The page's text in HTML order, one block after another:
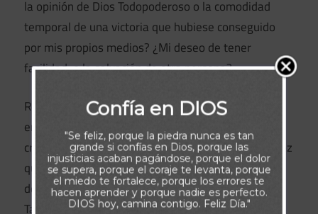
la opinión de Dios Todopoderoso o la comodidad
temporal de una victoria que hubiese conseguido
por mis propios medios? ¿Mi deseo de tener
facilidad, o la salvación de otra persona?
Recuerda siempre que cuando permanezcas firme
en Tu carácter y deseo de caminar con el Padre,
crecerás en fe y en los frutos del Espíritu. Y cada vez
que honres a Dios en lugar de ceder a la
desesperanza, te harás más fuerte y más sabio.
También tendrás otro testimonio de tener la
Confía en DIOS
"Se feliz, porque la piedra nunca es tan
grande si confías en Dios, porque las
injusticias acaban pagándose, porque el dolor
se supera, porque el coraje te levanta, porque
el miedo te fortalece, porque los errores te
hacen aprender y porque nadie es perfecto.
DIOS hoy, camina contigo. Feliz Día."